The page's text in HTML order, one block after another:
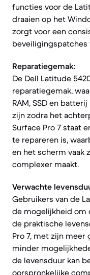
functies voor de
draaien op het
zorgt voor een
beveiligingspatches
Reparatiegemak:
De Dell Latitude
reparatiegemak,
RAM, SSD en
zijn zodra het
Surface Pro 7 staat
te repareren is,
en het scherm vaak
complexer maakt.
Verwachte
Gebruikers van de
de mogelijkheid om
de praktische
Pro 7, met zijn
minder
de levensduur kan
oorspronkelijke